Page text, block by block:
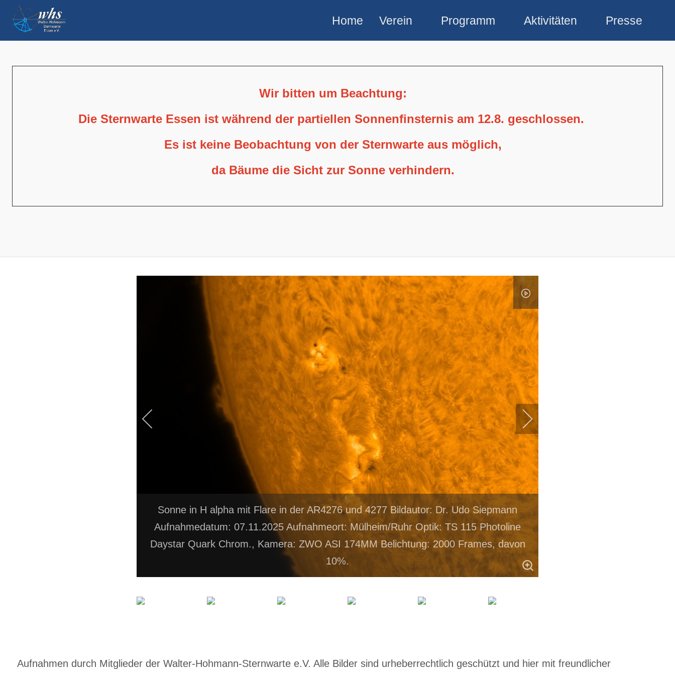
Home Verein Programm Aktivitäten Presse
Wir bitten um Beachtung:
Die Sternwarte Essen ist während der partiellen Sonnenfinsternis am 12.8. geschlossen.
Es ist keine Beobachtung von der Sternwarte aus möglich,
da Bäume die Sicht zur Sonne verhindern.
Sonne in H alpha mit Flare in der AR4276 und 4277 Bildautor: Dr. Udo Siepmann
Aufnahmedatum: 07.11.2025 Aufnahmeort: Mülheim/Ruhr Optik: TS 115 Photoline
Daystar Quark Chrom., Kamera: ZWO ASI 174MM Belichtung: 2000 Frames, davon
10%.
Aufnahmen durch Mitglieder der Walter-Hohmann-Sternwarte e.V. Alle Bilder sind urheberrechtlich geschützt und hier mit freundlicher